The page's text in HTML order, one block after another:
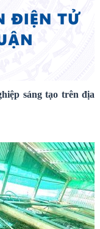
sáng tạo trên địa